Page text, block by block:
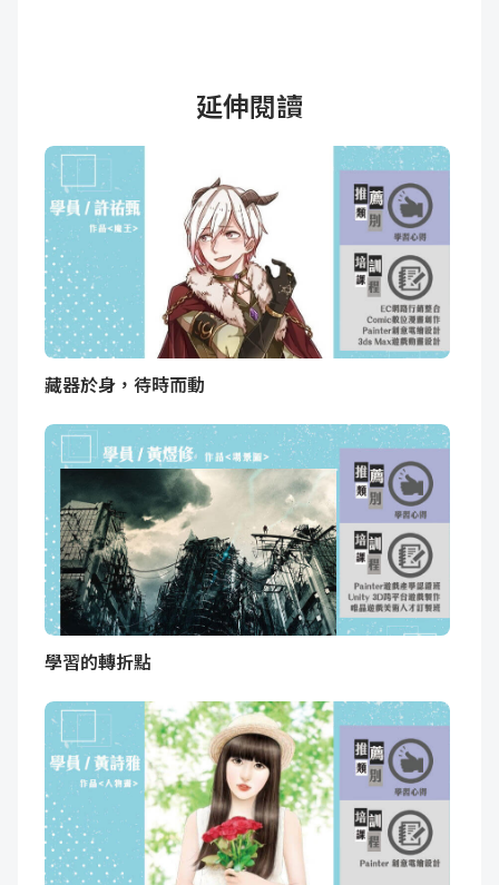
延伸閱讀
藏器於身，待時而動
學習的轉折點